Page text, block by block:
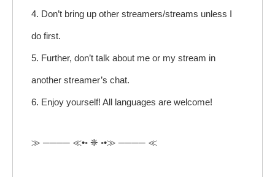
4. Don’t bring up other streamers/streams unless I
do first.
5. Further, don’t talk about me or my stream in
another streamer’s chat.
6. Enjoy yourself! All languages are welcome!
≫ ──── ≪•◦ ❈ ◦•≫ ──── ≪